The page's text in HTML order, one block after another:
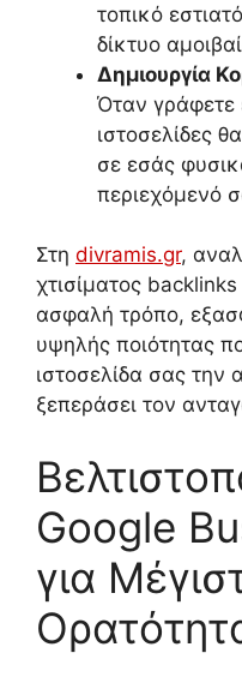
τοπικό
δίκτυο
Δημιουργία
Όταν γράφετε
ιστοσελίδες
σε εσάς
περιεχόμενό
Στη divramis.gr,
χτισίματος
ασφαλή τρόπο,
υψηλής ποιότητας
ιστοσελίδα σας την
ξεπεράσει τον
Google
για